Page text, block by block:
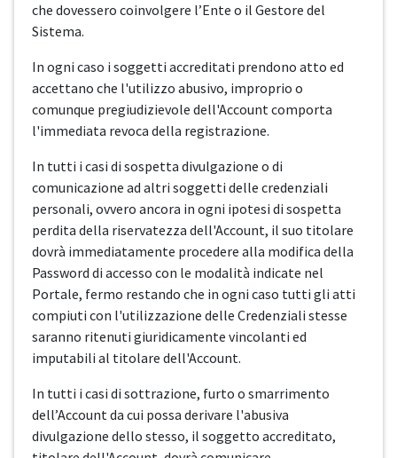
che dovessero coinvolgere l’Ente o il Gestore del
Sistema.
In ogni caso i soggetti accreditati prendono atto ed
accettano che l'utilizzo abusivo, improprio o
comunque pregiudizievole dell'Account comporta
l'immediata revoca della registrazione.
In tutti i casi di sospetta divulgazione o di
comunicazione ad altri soggetti delle credenziali
personali, ovvero ancora in ogni ipotesi di sospetta
perdita della riservatezza dell'Account, il suo titolare
dovrà immediatamente procedere alla modifica della
Password di accesso con le modalità indicate nel
Portale, fermo restando che in ogni caso tutti gli atti
compiuti con l'utilizzazione delle Credenziali stesse
saranno ritenuti giuridicamente vincolanti ed
imputabili al titolare dell'Account.
In tutti i casi di sottrazione, furto o smarrimento
dell’Account da cui possa derivare l'abusiva
divulgazione dello stesso, il soggetto accreditato,